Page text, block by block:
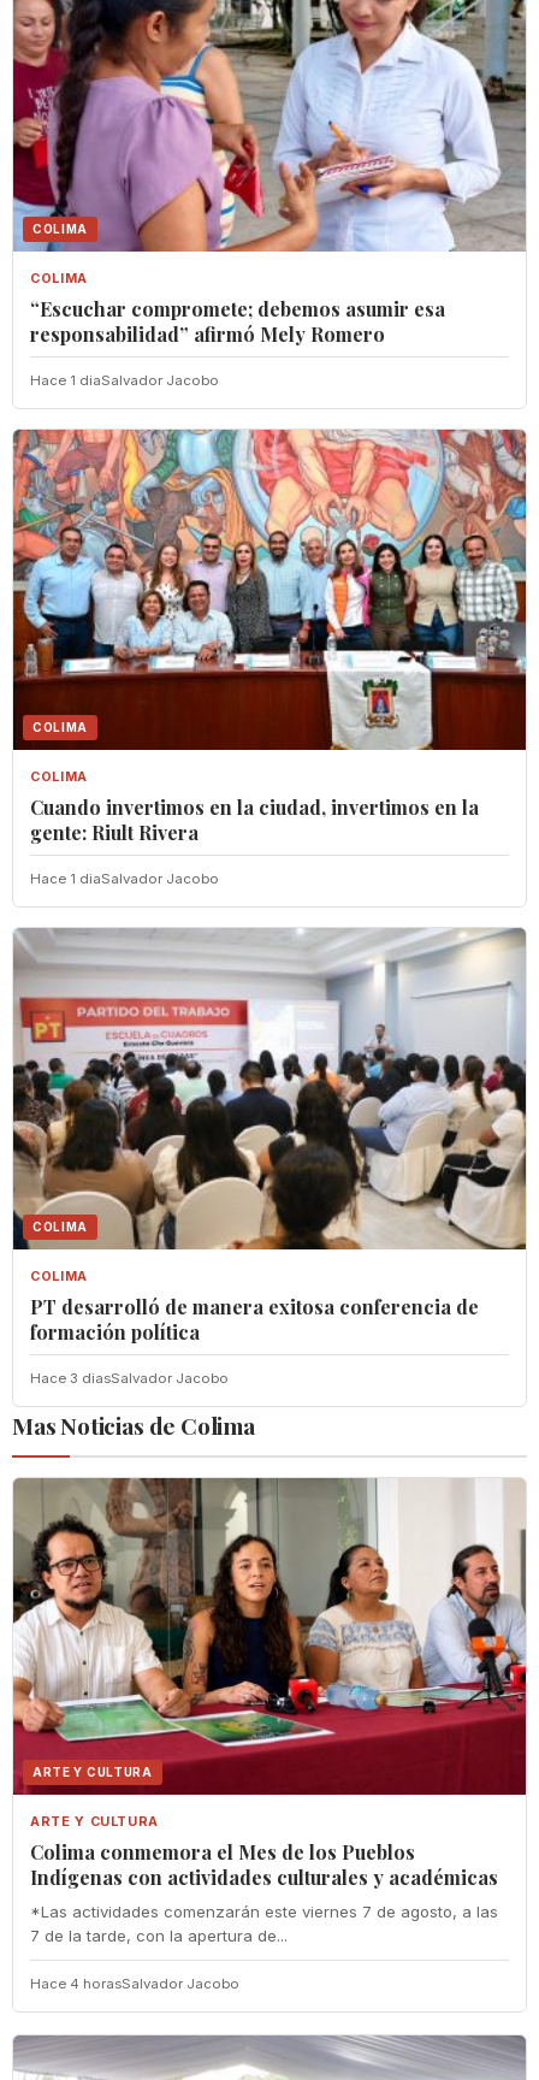
COLIMA
COLIMA
“Escuchar compromete; debemos asumir esa
responsabilidad” afirmó Mely Romero
Hace 1 diaSalvador Jacobo
COLIMA
COLIMA
Cuando invertimos en la ciudad, invertimos en la
gente: Riult Rivera
Hace 1 diaSalvador Jacobo
COLIMA
COLIMA
PT desarrolló de manera exitosa conferencia de
formación política
Hace 3 diasSalvador Jacobo
Mas Noticias de Colima
ARTE Y CULTURA
ARTE Y CULTURA
Colima conmemora el Mes de los Pueblos
Indígenas con actividades culturales y académicas
*Las actividades comenzarán este viernes 7 de agosto, a las
7 de la tarde, con la apertura de...
Hace 4 horasSalvador Jacobo